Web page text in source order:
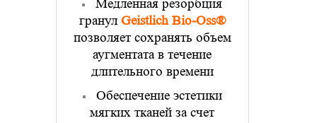
Медленная резорбция
гранул Geistlich Bio-Oss®
позволяет сохранять объем
аугментата в течение
длительного времени
Обеспечение эстетики
мягких тканей за счет